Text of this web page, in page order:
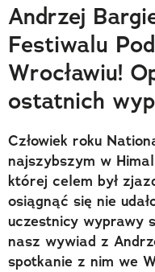
Trendbook Podróżniczy
Polecane
Andrzej
Festiwalu
Wrocławiu!
ostatnich
Człowiek roku
najszybszym w
której celem był
osiągnąć się nie
uczestnicy wyprawy
nasz wywiad z
spotkanie z nim we